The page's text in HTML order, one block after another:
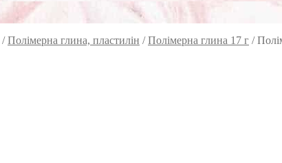
/Полімерна глина, пластилін /Полімерна глина 17 г /